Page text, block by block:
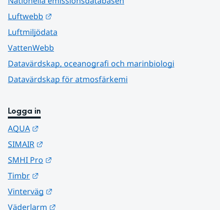
Luftwebb
Luftmiljödata
VattenWebb
Datavärdskap, oceanografi och marinbiologi
Datavärdskap för atmosfärkemi
Logga in
AQUA
SIMAIR
SMHI Pro
Timbr
Vinterväg
Väderlarm